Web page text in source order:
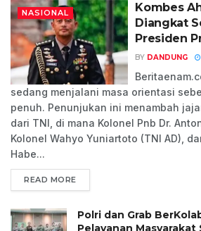
NASIONAL
Kombes
Diangkat
Presiden
BY DANDUNG
sedang menjalani masa orientasi
penuh. Penunjukan ini menambah
dari TNI, di mana Kolonel Pnb Dr.
Kolonel Wahyo Yuniartoto (TNI AD),
Habe...
READ MORE
Polri dan Grab